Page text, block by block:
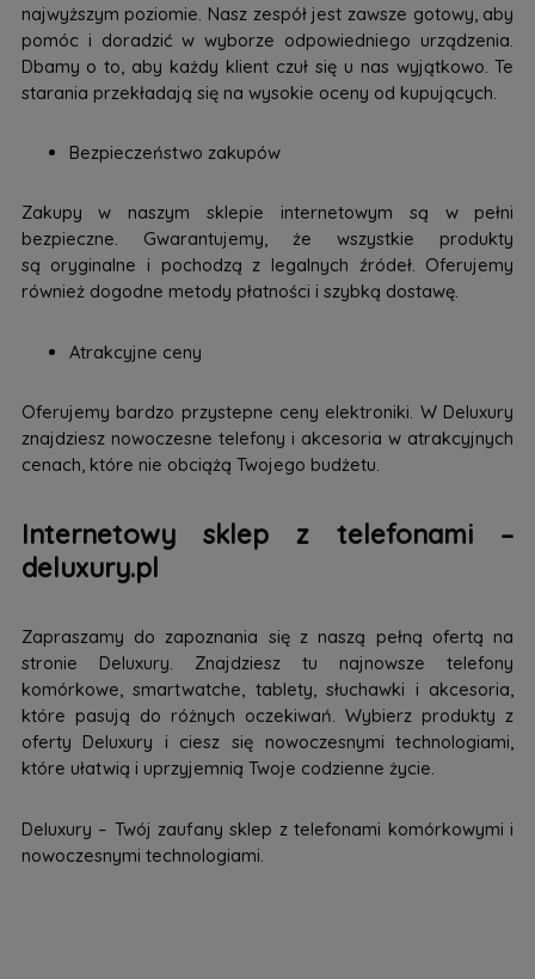
najwyższym poziomie. Nasz zespół jest zawsze gotowy, aby
pomóc i doradzić w wyborze odpowiedniego urządzenia.
Dbamy o to, aby każdy klient czuł się u nas wyjątkowo. Te
starania przekładają się na wysokie oceny od kupujących.
Bezpieczeństwo zakupów
Zakupy w naszym sklepie internetowym są w pełni
bezpieczne. Gwarantujemy, że wszystkie produkty
są oryginalne i pochodzą z legalnych źródeł. Oferujemy
również dogodne metody płatności i szybką dostawę.
Atrakcyjne ceny
Oferujemy bardzo przystepne ceny elektroniki. W Deluxury
znajdziesz nowoczesne telefony i akcesoria w atrakcyjnych
cenach, które nie obciążą Twojego budżetu.
Internetowy sklep z telefonami –
deluxury.pl
Zapraszamy do zapoznania się z naszą pełną ofertą na
stronie Deluxury. Znajdziesz tu najnowsze telefony
komórkowe, smartwatche, tablety, słuchawki i akcesoria,
które pasują do różnych oczekiwań. Wybierz produkty z
oferty Deluxury i ciesz się nowoczesnymi technologiami,
które ułatwią i uprzyjemnią Twoje codzienne życie.
Deluxury – Twój zaufany sklep z telefonami komórkowymi i
nowoczesnymi technologiami.